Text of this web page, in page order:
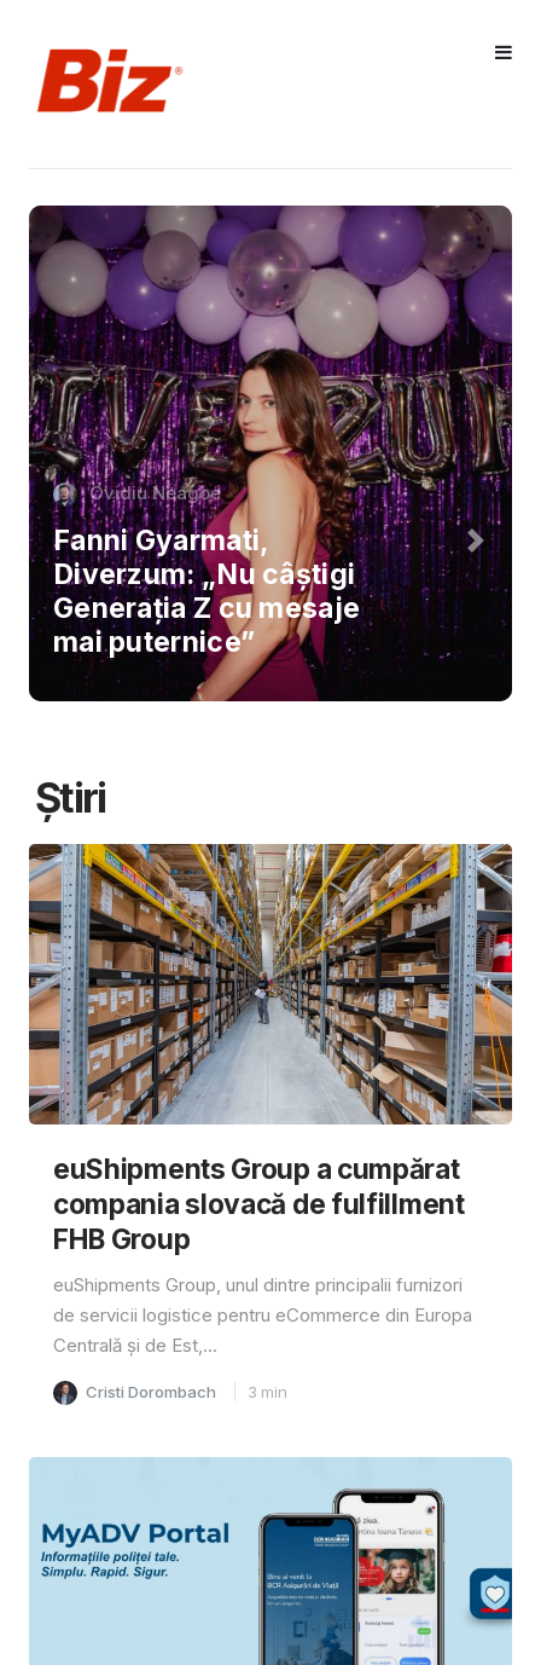
Ovidiu Neagoe
Fanni Gyarmati,
Diverzum: „Nu câștigi
Generația Z cu mesaje
mai puternice”
Știri
euShipments Group a cumpărat
compania slovacă de fulfillment
FHB Group
euShipments Group, unul dintre principalii furnizori
de servicii logistice pentru eCommerce din Europa
Centrală și de Est,...
Cristi Dorombach 3 min